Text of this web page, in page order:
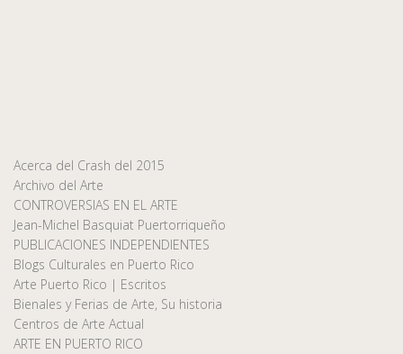
Acerca del Crash del 2015
Archivo del Arte
CONTROVERSIAS EN EL ARTE
Jean-Michel Basquiat Puertorriqueño
PUBLICACIONES INDEPENDIENTES
Blogs Culturales en Puerto Rico
Arte Puerto Rico | Escritos
Bienales y Ferias de Arte, Su historia
Centros de Arte Actual
ARTE EN PUERTO RICO